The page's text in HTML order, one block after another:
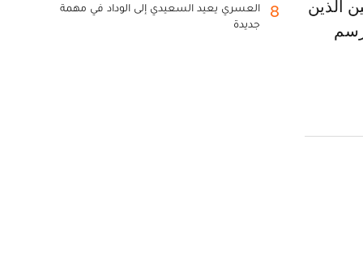
8
العسري يعيد السعيدي إلى الوداد في مهمة
جديدة